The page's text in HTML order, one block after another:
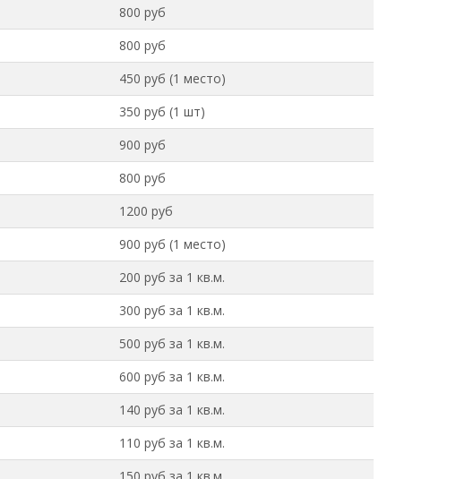
800 руб
800 руб
450 руб (1 место)
350 руб (1 шт)
900 руб
800 руб
1200 руб
900 руб (1 место)
200 руб за 1 кв.м.
300 руб за 1 кв.м.
500 руб за 1 кв.м.
600 руб за 1 кв.м.
140 руб за 1 кв.м.
110 руб за 1 кв.м.